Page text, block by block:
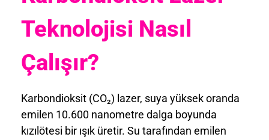
Teknolojisi Nasıl
Çalışır?
Karbondioksit (CO₂) lazer, suya yüksek oranda
emilen 10.600 nanometre dalga boyunda
kızılötesi bir ışık üretir. Su tarafından emilen